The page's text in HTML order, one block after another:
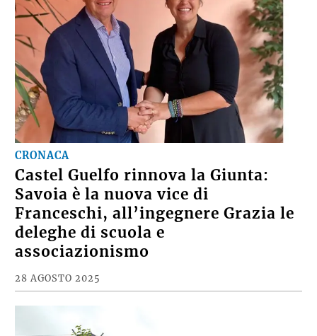
CRONACA
Castel Guelfo rinnova la Giunta:
Savoia è la nuova vice di
Franceschi, all’ingegnere Grazia le
deleghe di scuola e
associazionismo
28 AGOSTO 2025